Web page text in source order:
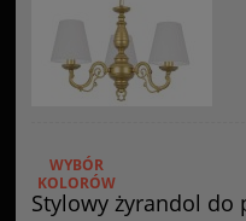
Stylowy żyrandol do
WYBÓR
KOLORÓW